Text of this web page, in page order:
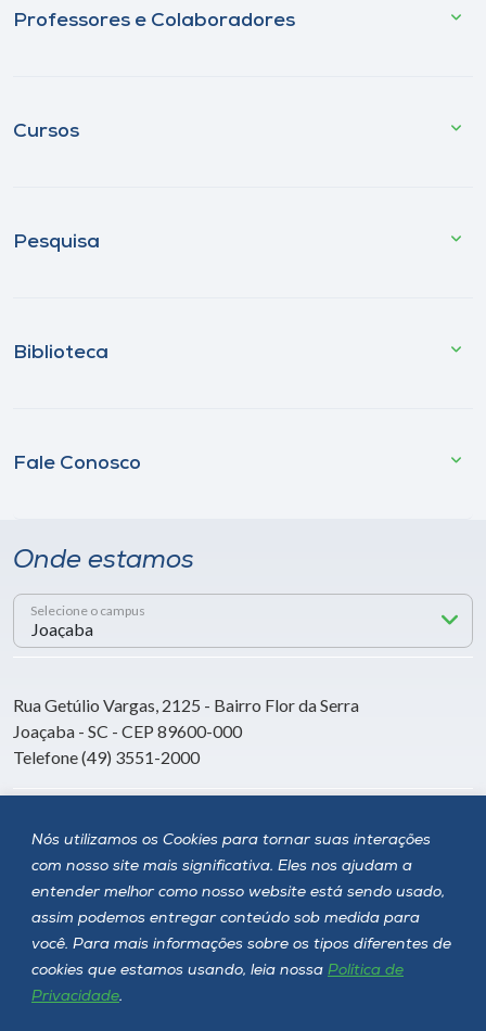
Nós utilizamos os Cookies para tornar suas interações
com nosso site mais significativa. Eles nos ajudam a
entender melhor como nosso website está sendo usado,
assim podemos entregar conteúdo sob medida para
você. Para mais informações sobre os tipos diferentes de
cookies que estamos usando, leia nossa Política de
Privacidade.
Professores e Colaboradores
Cursos
Pesquisa
Biblioteca
Fale Conosco
Onde estamos
Selecione o campus
Rua Getúlio Vargas, 2125 - Bairro Flor da Serra
Joaçaba - SC - CEP 89600-000
Telefone (49) 3551-2000
Siga a Unoesc